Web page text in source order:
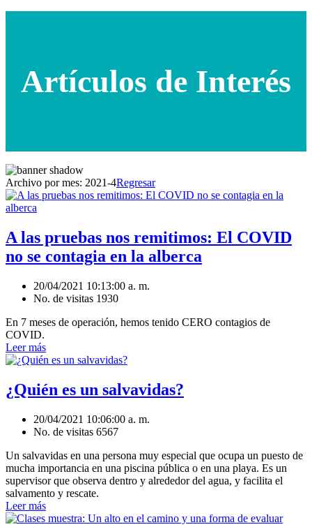
Artículos de Interés
Archivo por mes: 2021-4Regresar
A las pruebas nos remitimos: El COVID
no se contagia en la alberca
20/04/2021 10:13:00 a. m.
No. de visitas 1930
En 7 meses de operación, hemos tenido CERO contagios de
COVID.
Leer más
¿Quién es un salvavidas?
20/04/2021 10:06:00 a. m.
No. de visitas 6567
Un salvavidas en una persona muy especial que ocupa un puesto de
mucha importancia en una piscina pública o en una playa. Es un
supervisor que observa dentro y alrededor del agua, y facilita el
salvamento y rescate.
Leer más